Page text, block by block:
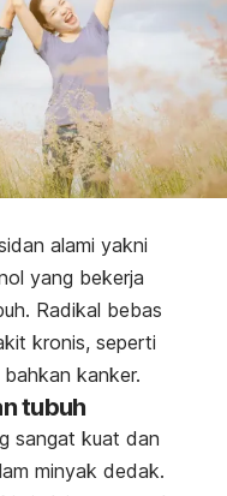
alami yakni
yang bekerja
Radikal bebas
kronis, seperti
bahkan kanker.
tubuh
sangat kuat dan
minyak dedak.